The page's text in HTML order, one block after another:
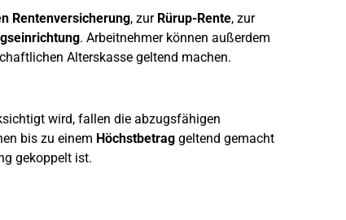
Rentenversicherung, zur Rürup-Rente, zur
. Arbeitnehmer können außerdem
Alterskasse geltend machen.
wird, fallen die abzugsfähigen
bis zu einem Höchstbetraggeltend gemacht
gekoppelt ist.